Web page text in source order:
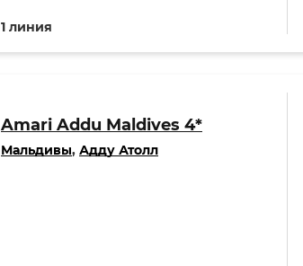
1 линия
Amari Addu Maldives 4*
Мальдивы, Адду Атолл